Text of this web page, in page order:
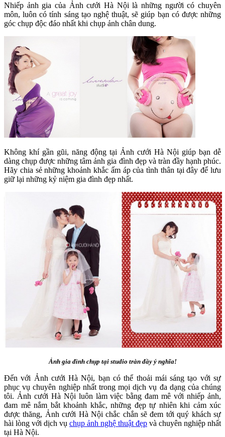
Nhiếp ảnh gia của Ảnh cưới Hà Nội là những người có chuyên
môn, luôn có tính sáng tạo nghệ thuật, sẽ giúp bạn có được những
góc chụp độc đáo nhất khi chụp ảnh chân dung.
Không khí gần gũi, năng động tại Ảnh cưới Hà Nội giúp bạn dễ
dàng chụp được những tâm ảnh gia đình đẹp và tràn đầy hạnh phúc.
Hãy chia sẻ những khoảnh khắc ấm áp của tình thân tại đây để lưu
giữ lại những kỷ niệm gia đình đẹp nhất.
Ảnh gia đình chụp tại studio tràn đầy ý nghĩa!
Đến với Ảnh cưới Hà Nội, bạn có thể thoải mái sáng tạo với sự
phục vụ chuyên nghiệp nhất trong mọi dịch vụ đa dạng của chúng
tôi. Ảnh cưới Hà Nội luôn làm việc bằng đam mê với nhiếp ảnh,
đam mê nắm bắt khoảnh khắc, những đẹp tự nhiên khi cảm xúc
được thăng, Ảnh cưới Hà Nội chắc chắn sẽ đem tới quý khách sự
hài lòng với dịch vụ chụp ảnh nghệ thuật đẹp và chuyên nghiệp nhất
tại Hà Nội.